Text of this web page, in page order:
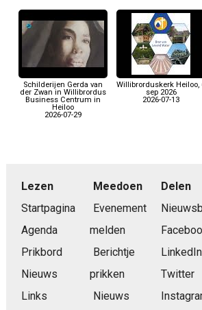
Schilderijen Gerda van
der Zwan in Willibrordus
Business Centrum in
Heiloo
2026-07-29
Willibrorduskerk Heiloo,
sep 2026
2026-07-13
Lezen
Startpagina
Agenda
Prikbord
Nieuws
Links
Meedoen
Evenement
melden
Berichtje
prikken
Nieuws
Delen
LinkedIn
Twitter